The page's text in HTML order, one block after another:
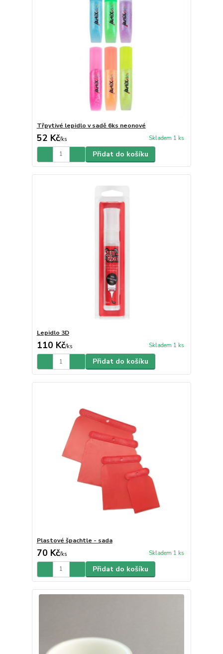
Třpytivé lepidlo v sadě 6ks neonové
52 Kč/ks Skladem 1 ks
Přidat do košíku
Lepidlo 3D
110 Kč/ks Skladem 1 ks
Přidat do košíku
Plastové špachtle - sada
70 Kč/ks Skladem 1 ks
Přidat do košíku